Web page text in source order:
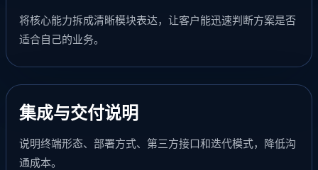
将核心能力拆成清晰模块表达，让客户能迅速判断方案是否
适合自己的业务。
集成与交付说明
说明终端形态、部署方式、第三方接口和迭代模式，降低沟
通成本。